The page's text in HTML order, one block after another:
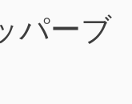
パーブ